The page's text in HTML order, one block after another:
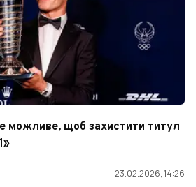
можливе, щоб захистити титул
23.02.2026, 14:26